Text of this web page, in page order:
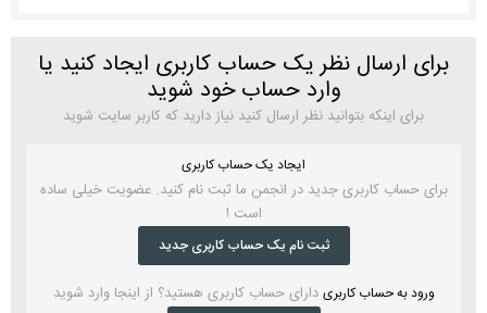
برای ارسال نظر یک حساب کاربری ایجاد کنید یا
وارد حساب خود شوید
برای اینکه بتوانید نظر ارسال کنید نیاز دارید که کاربر سایت شوید
ایجاد یک حساب کاربری
برای حساب کاربری جدید در انجمن ما ثبت نام کنید. عضویت خیلی ساده
است !
ثبت نام یک حساب کاربری جدید
ورود به حساب کاربری دارای حساب کاربری هستید؟ از اینجا وارد شوید